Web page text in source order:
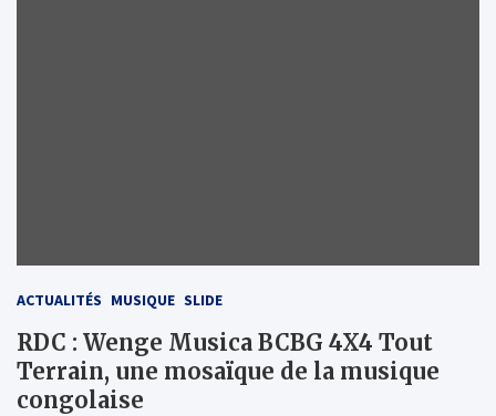
ACTUALITÉS MUSIQUE SLIDE
RDC : Wenge Musica BCBG 4X4 Tout
Terrain, une mosaïque de la musique
congolaise